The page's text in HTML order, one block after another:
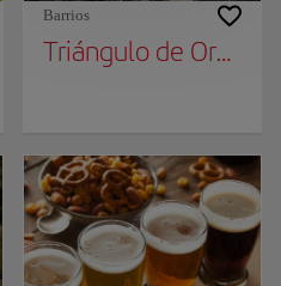
Barrios
Triángulo de Oro